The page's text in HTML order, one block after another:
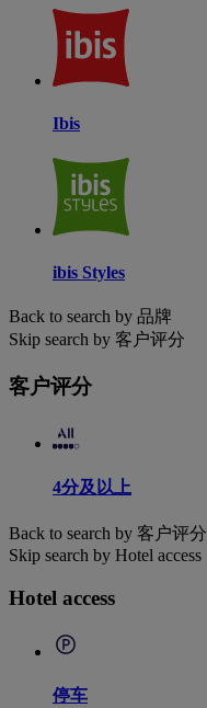
Ibis
ibis Styles
Back to search by 品牌
Skip search by 客户评分
客户评分
4分及以上
Back to search by 客户评分
Skip search by Hotel access
Hotel access
停车